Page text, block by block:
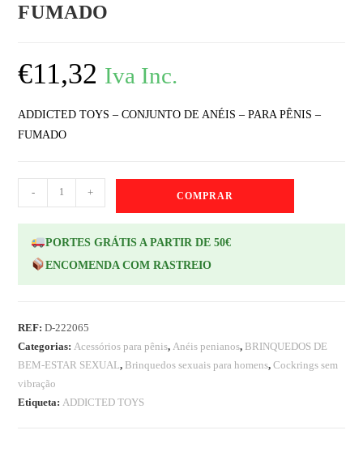
FUMADO
€11,32 Iva Inc.
ADDICTED TOYS – CONJUNTO DE ANÉIS – PARA PÊNIS –
FUMADO
- + COMPRAR
PORTES GRÁTIS A PARTIR DE 50€
ENCOMENDA COM RASTREIO
REF:D-222065
Categorias: Acessórios para pênis, Anéis penianos, BRINQUEDOS DE
BEM-ESTAR SEXUAL, Brinquedos sexuais para homens,Cockrings sem
vibração
Etiqueta: ADDICTED TOYS